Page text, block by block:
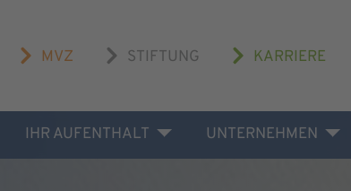
MVZ STIFTUNG KARRIERE
IHR AUFENTHALT UNTERNEHMEN